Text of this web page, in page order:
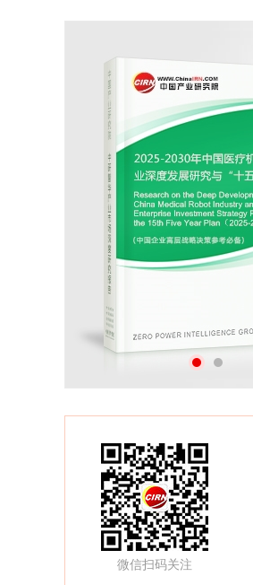
微信扫码关注
27年研究经验，深度洞察行业驱动力
多元化、高学历的实战型精英团队
微信扫一扫，立即订购报告